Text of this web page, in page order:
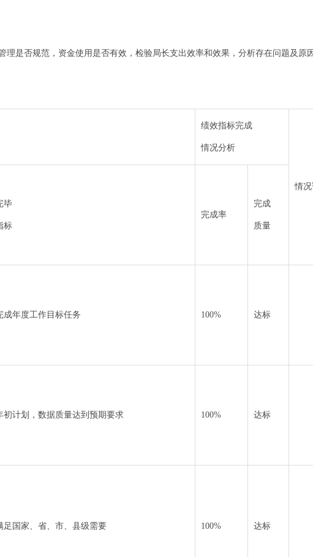
是否规范，资金使用是否有效，检验局长支出效率和效果，分析存在问题及原
绩效指标完成
情况分析
情况
毕
标
完成率
完成
质量
成年度工作目标任务 100% 达标
初计划，数据质量达到预期要求 100% 达标
足国家、省、市、县级需要 100% 达标